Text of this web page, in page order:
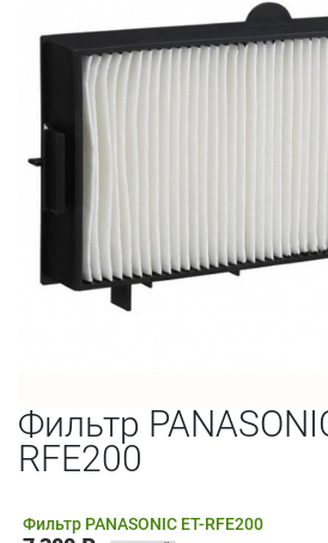
Фильтр
RFE200
Фильтр PANASONIC ET-RFE200